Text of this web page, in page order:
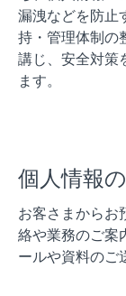
漏洩などを防止
持・管理体制の
講じ、安全対策
ます。
個人情報
お客さまからお
絡や業務のご案
ールや資料のご